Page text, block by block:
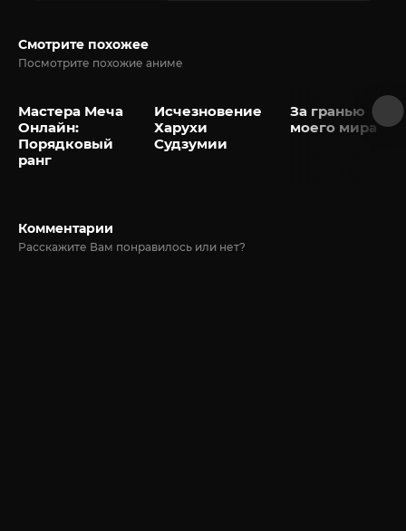
Смотрите похожее
Посмотрите похожие аниме
Мастера Меча
Онлайн:
Порядковый
ранг
Исчезновение
Харухи
Судзумии
За гранью
моего мира
Комментарии
Расскажите Вам понравилось или нет?